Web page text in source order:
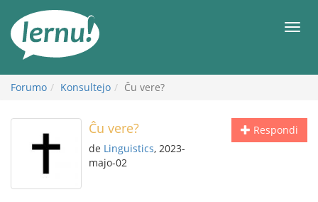
enhavo
Forumo Konsultejo Ĉu vere?
Respondi
Ĉu vere?
de Linguistics, 2023-
majo-02